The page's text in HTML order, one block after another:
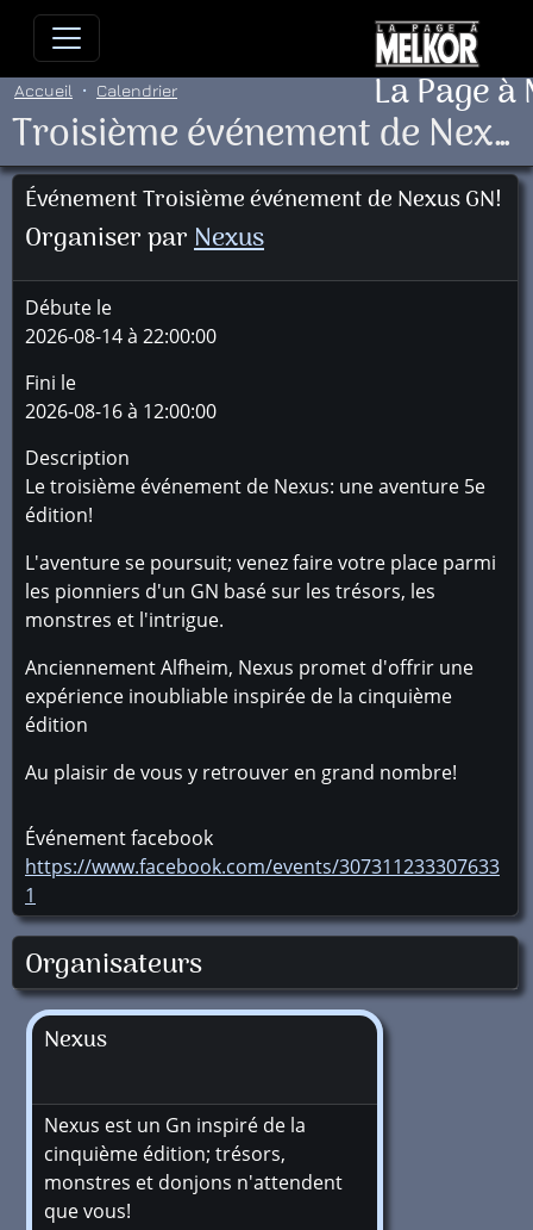
Allez directement au contenu
La Page
Accueil Calendrier
Troisième événement de Nexus GN!
Événement Troisième événement de Nexus GN!
Organiser parNexus
Débute le
2026-08-14 à 22:00:00
Fini le
2026-08-16 à 12:00:00
Description
Le troisième événement de Nexus: une aventure 5e
édition!
L'aventure se poursuit; venez faire votre place parmi
les pionniers d'un GN basé sur les trésors, les
monstres et l'intrigue.
Anciennement Alfheim, Nexus promet d'offrir une
expérience inoubliable inspirée de la cinquième
édition
Au plaisir de vous y retrouver en grand nombre!
Événement facebook
https://www.facebook.com/events/307311233307633
1
Organisateurs
Nexus
Nexus est un Gn inspiré de la
cinquième édition; trésors,
monstres et donjons n'attendent
que vous!